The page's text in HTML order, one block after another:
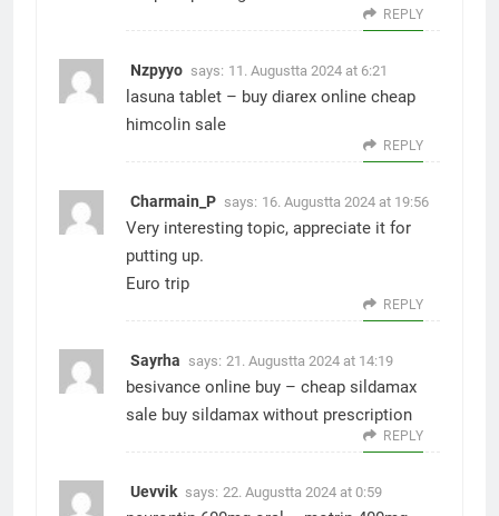
REPLY
Nzpyyo says: 11. Augustta 2024 at 6:21
lasuna tablet – buy diarex online cheap
himcolin sale
REPLY
Charmain_P says: 16. Augustta 2024 at 19:56
Very interesting topic, appreciate it for
putting up.
Euro trip
REPLY
Sayrha says: 21. Augustta 2024 at 14:19
besivance online buy – cheap sildamax
sale buy sildamax without prescription
REPLY
Uevvik says: 22. Augustta 2024 at 0:59